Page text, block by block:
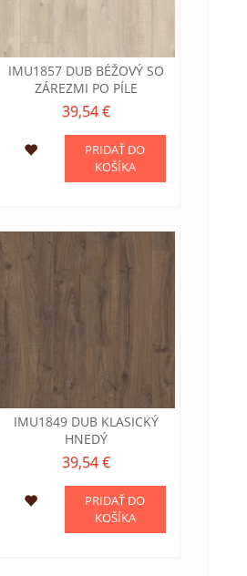
IMU1857 DUB BÉŽOVÝ SO
ZÁREZMI PO PÍLE
39,54 €
PRIDAŤ DO
KOŠÍKA
IMU1849 DUB KLASICKÝ
HNEDÝ
39,54 €
PRIDAŤ DO
KOŠÍKA